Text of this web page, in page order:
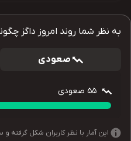
به نظر شما روند امروز داگز
صعودی
55 صعودی
این آمار با نظر کاربران شکل